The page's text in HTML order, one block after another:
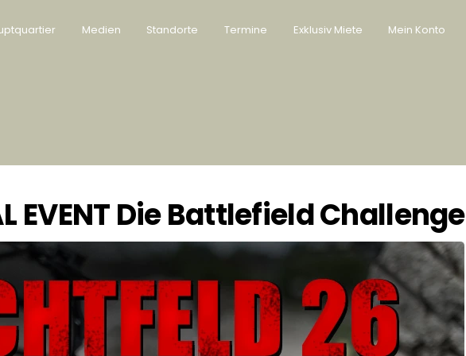
Medien Standorte Termine Exklusiv Miete Mein Konto
EVENT Die Battlefield Challenge